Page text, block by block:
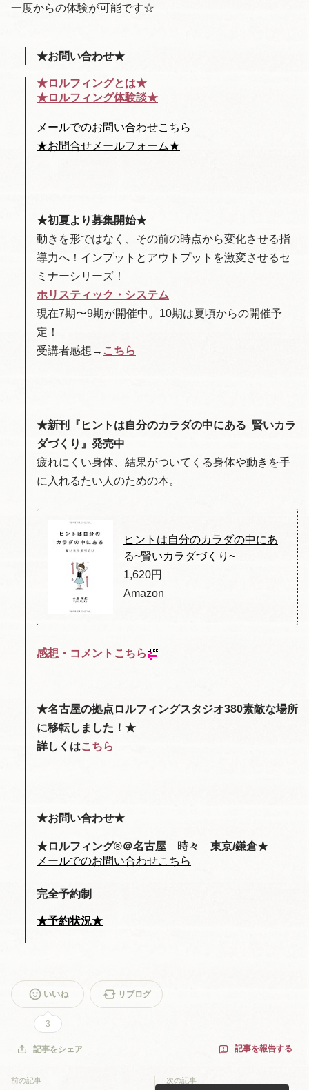
一度からの体験が可能です☆
★お問い合わせ★
★ロルフィングとは★
★ロルフィング体験談★
メールでのお問い合わせこちら
★お問合せメールフォーム★
★初夏より募集開始★
動きを形ではなく、その前の時点から変化させる指
導力へ！インプットとアウトプットを激変させるセ
ミナーシリーズ！
ホリスティック・システム
現在7期〜9期が開催中。10期は夏頃からの開催予
定！
受講者感想 → こちら
★新刊『ヒントは自分のカラダの中にある 賢いカラ
ダづくり』発売中
疲れにくい身体、結果がついてくる身体や動きを手
に入れるたい人のための本。
ヒントは自分のカラダの中にあ
る~賢いカラダづくり~
1,620円
Amazon
感想・コメントこちら
★名古屋の拠点ロルフィングスタジオ380素敵な場所
に移転しました！★
詳しくはこちら
★お問い合わせ★
★ロルフィング®︎＠名古屋 時々 東京/鎌倉★
メールでのお問い合わせこちら
完全予約制
★予約状況★
いいね
3
リブログ
記事をシェア 記事を報告する
前の記事 次の記事